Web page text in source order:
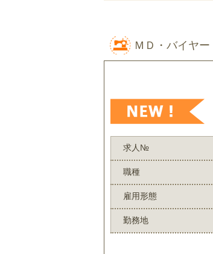
ＭＤ・バイヤー
求人№
職種
雇用形態
勤務地